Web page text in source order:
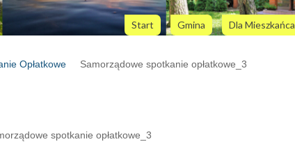
Start Gmina Dla Mieszkańca
Opłatkowe Samorządowe spotkanie opłatkowe_3
spotkanie opłatkowe_3